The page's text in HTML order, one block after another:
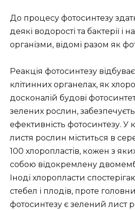
До процесу фотосинтезу
деякі водорості та бактерії і
організми, відомі разом як
Реакція фотосинтезу
клітинних органелах, як
досконалій будові
зелених рослин,
ефективність фотосинтезу. У
листя рослин міститься в
100 хлоропластів, кожен з
собою відокремлену
Іноді хлоропласти
стебел і плодів, проте
фотосинтезу є зелений лист